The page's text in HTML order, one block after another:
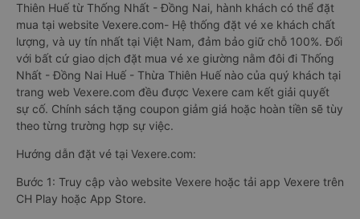
Thiên Huế từ Thống Nhất - Đồng Nai, hành khách có thể đặt
mua tại website Vexere.com- Hệ thống đặt vé xe khách chất
lượng, và uy tín nhất tại Việt Nam, đảm bảo giữ chỗ 100%. Đối
với bất cứ giao dịch đặt mua vé xe giường nằm đôi đi Thống
Nhất - Đồng Nai Huế - Thừa Thiên Huế nào của quý khách tại
trang web Vexere.com đều được Vexere cam kết giải quyết
sự cố. Chính sách tặng coupon giảm giá hoặc hoàn tiền sẽ tùy
theo từng trường hợp sự việc.
Hướng dẫn đặt vé tại Vexere.com:
Bước 1: Truy cập vào website Vexere hoặc tải app Vexere trên
CH Play hoặc App Store.